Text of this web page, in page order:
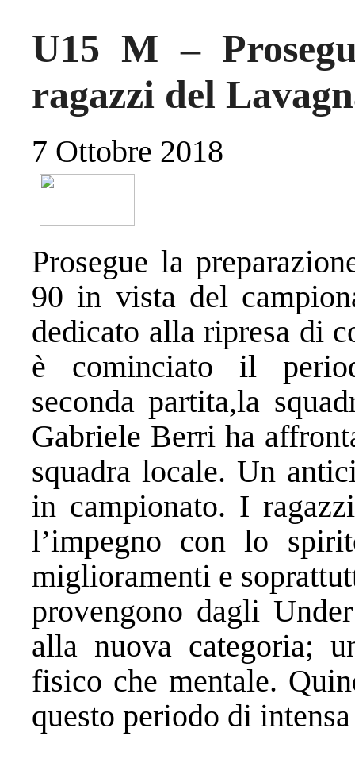
U15 M –
ragazzi del
7 Ottobre 2018
Prosegue la
90 in vista del
dedicato alla ripresa di
è cominciato il
seconda partita,la
Gabriele Berri ha
squadra locale. Un
in campionato. I
l’impegno con lo
miglioramenti e
provengono dagli
alla nuova categoria;
fisico che mentale.
questo periodo di